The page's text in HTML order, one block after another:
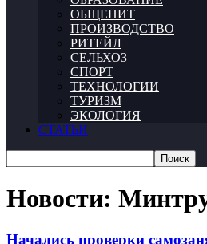
ОБЩЕПИТ
ПРОИЗВОДСТВО
РИТЕЙЛ
СЕЛЬХОЗ
СПОРТ
ТЕХНОЛОГИИ
ТУРИЗМ
ЭКОЛОГИЯ
СТАТЬИ
Новости:
Начались проверки